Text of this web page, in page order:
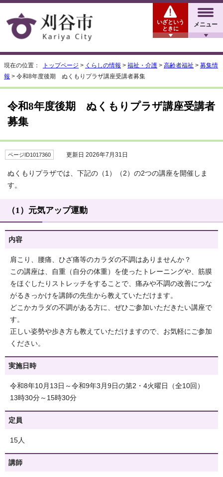
メニュー
いざという
ときに
現在の位置： トップページ > くらしの情報 > 福祉・介護 > 高齢者福祉 > 募集情
報 > 令和8年度後期 ぬくもりプラザ講座受講者募集
令和8年度後期 ぬくもりプラザ講座受講者
募集
ページID1017360 更新日 2026年7月31日
ぬくもりプラザでは、下記の（1）（2）の2つの講座を開催しま
す。
（1）元気アップ運動
内容
肩こり、腰痛、ひざ痛等のカラダの不調はありませんか？
この講座は、自重（自分の体重）を使ったトレーニングや、筋膜
をほぐしたりストレッチをすることで、痛みや不調の改善につな
がるきっかけを講師の先生から教えていただけます。
どこかカラダの不調がある方に、ぜひご参加いただきたい講座で
す。
正しい姿勢や歩き方も教えていただけますので、お気軽にご参加
ください。
実施日時
令和8年10月13日～令和9年3月9日の第2・4火曜日（全10回）
13時30分～15時30分
定員
15人
講師